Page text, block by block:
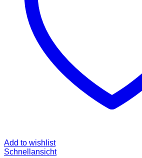
Add to wishlist
Schnellansicht